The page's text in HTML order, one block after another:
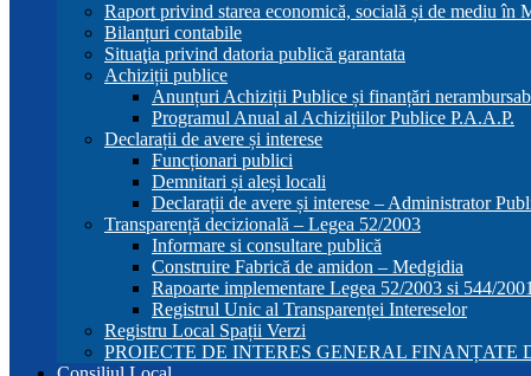
Raport privind starea economică, socială și de mediu în
Bilanțuri contabile
Situaţia privind datoria publică garantata
Achiziții publice
Anunțuri Achiziții Publice și finanțări
Programul Anual al Achizițiilor Publice P.A.A.P.
Declarații de avere și interese
Funcționari publici
Demnitari și aleși locali
Declarații de avere și interese – Administrator
Transparență decizională – Legea 52/2003
Informare si consultare publică
Construire Fabrică de amidon – Medgidia
Rapoarte implementare Legea 52/2003 si 544/2001
Registrul Unic al Transparenței Intereselor
Registru Local Spații Verzi
PROIECTE DE INTERES GENERAL